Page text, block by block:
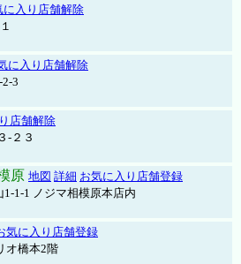
に入り店舗解除
に入り店舗解除
3
店舗解除
-２３
原 地図 詳細 お気に入り店舗登録
1-1 ノジマ相模原本店内
気に入り店舗登録
オ橋本2階